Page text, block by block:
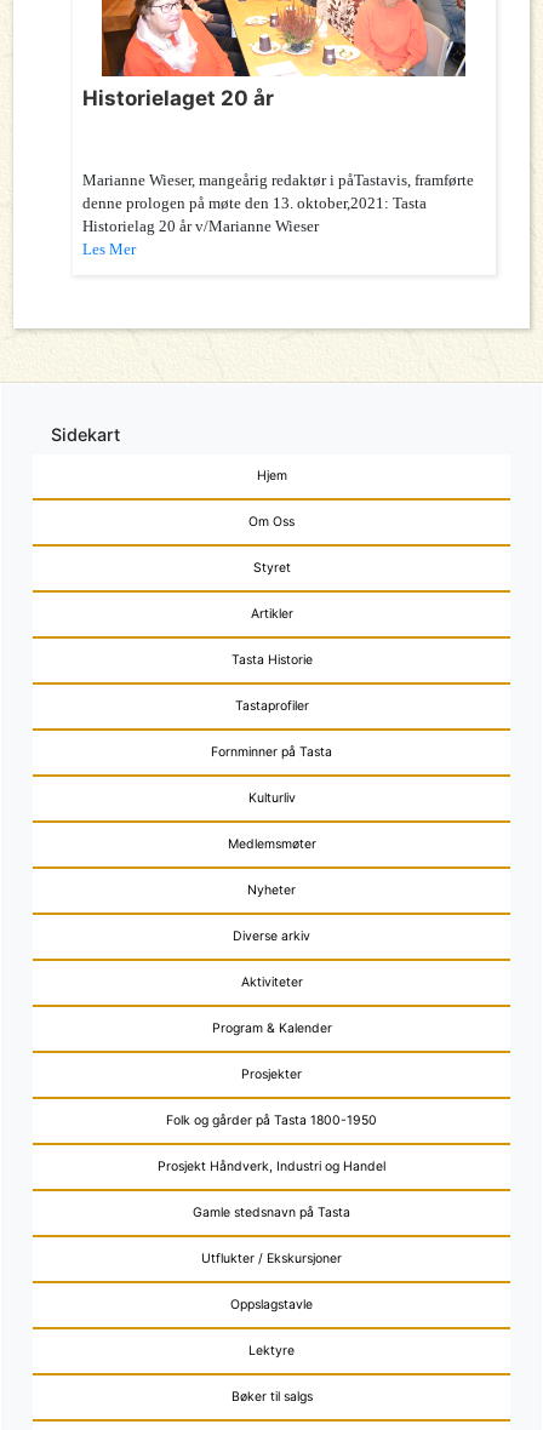
Historielaget 20 år
Marianne Wieser, mangeårig redaktør i påTastavis, framførte
denne prologen på møte den 13. oktober,2021: Tasta
Historielag 20 år v/Marianne Wieser
Les Mer
Sidekart
Hjem
Om Oss
Styret
Artikler
Tasta Historie
Tastaprofiler
Fornminner på Tasta
Kulturliv
Medlemsmøter
Nyheter
Diverse arkiv
Aktiviteter
Program & Kalender
Prosjekter
Folk og gårder på Tasta 1800-1950
Prosjekt Håndverk, Industri og Handel
Gamle stedsnavn på Tasta
Utflukter / Ekskursjoner
Oppslagstavle
Lektyre
Bøker til salgs